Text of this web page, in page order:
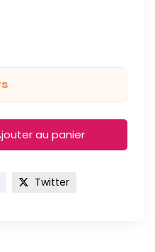
au panier
Twitter